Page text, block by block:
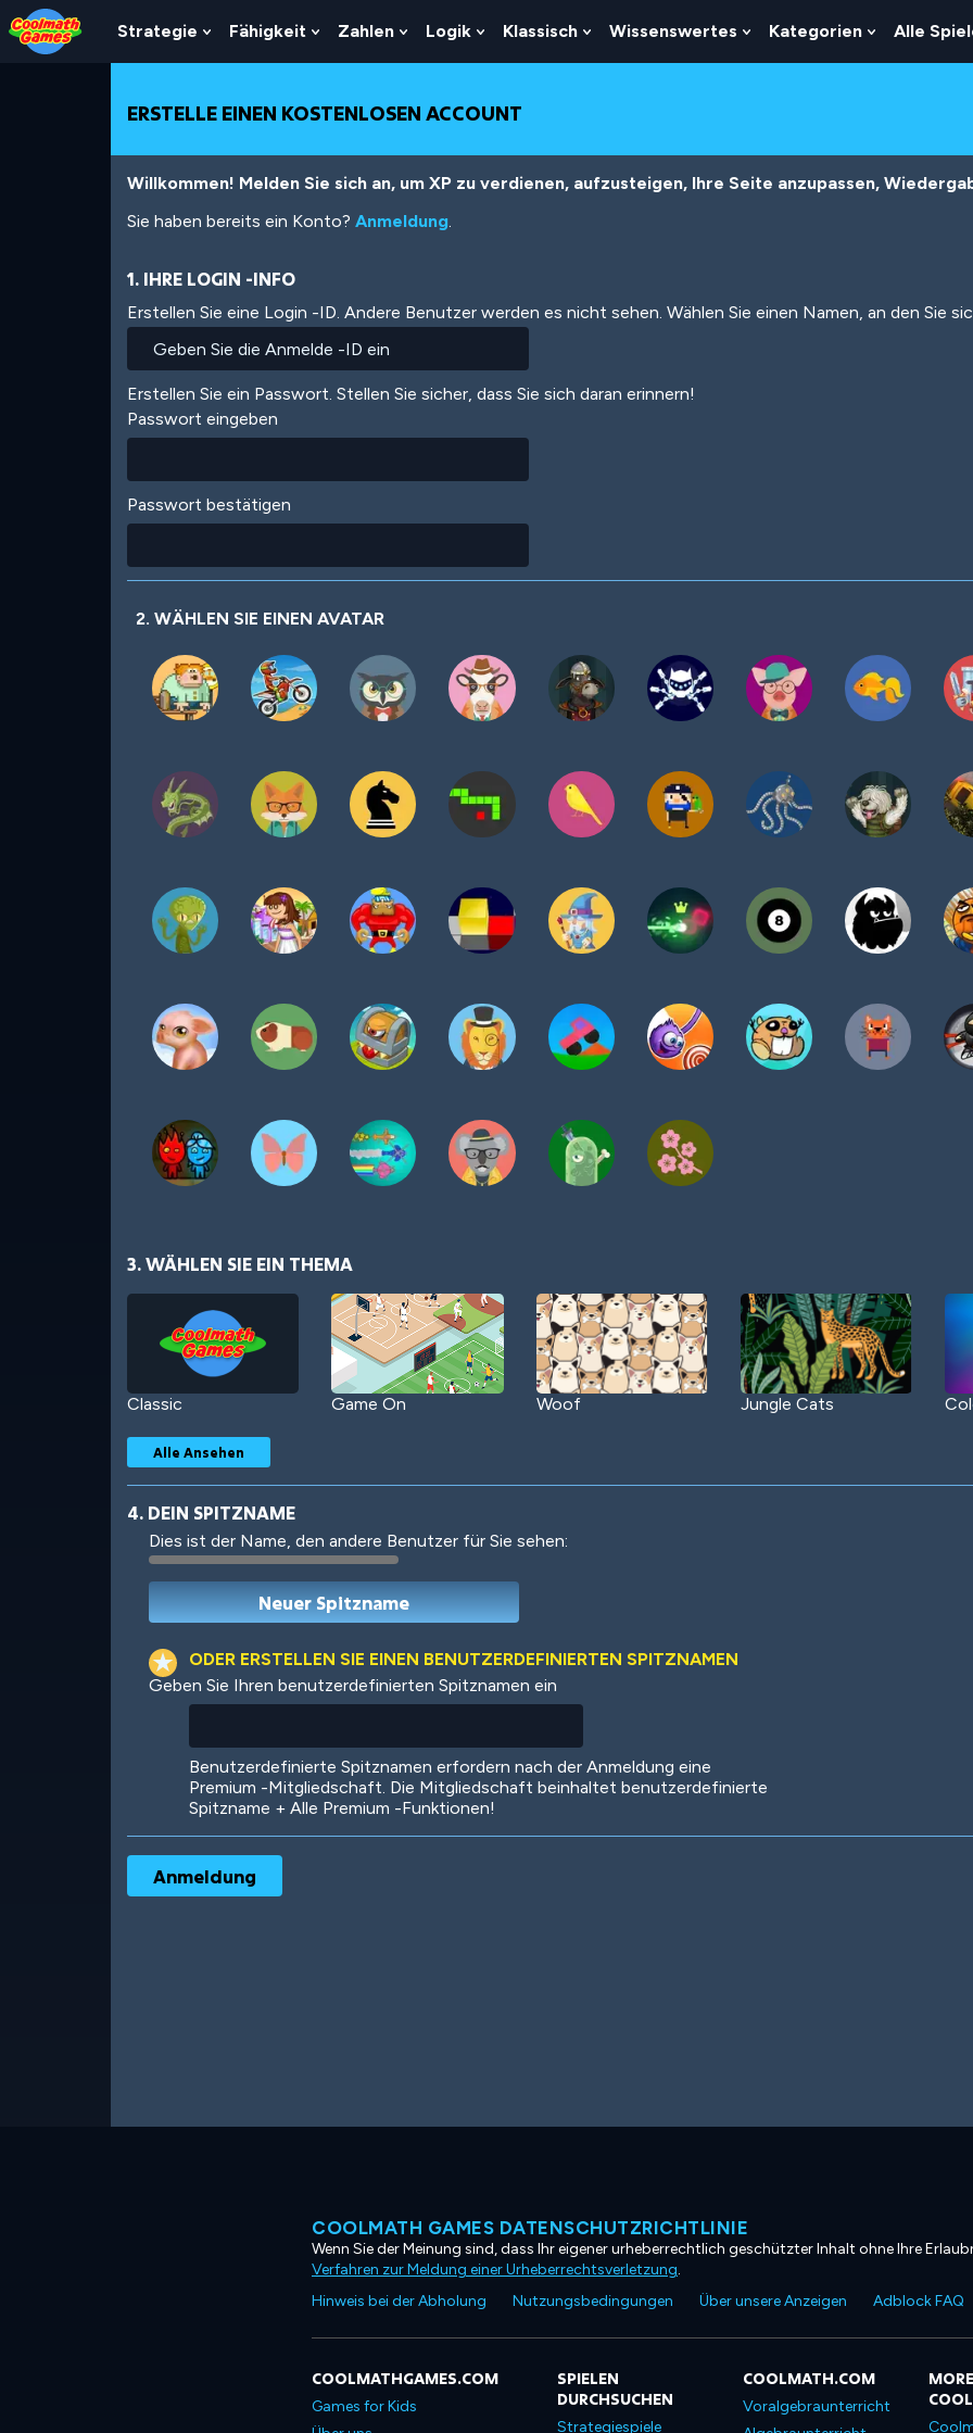
Skip
to
Top
Skip
to
Navigation
Skip
to
Main
Skip
to
Footer
Direkt
zum
Inhalt
Strategie
Show
Submenu
Strategie
Fähigkeit
Show
Submenu
Fähigkeit
Zahlen
Show
Submenu
Zahlen
Logik
Show
Submenu
Logik
Klassisch
Show
Submenu
Wissenswertes
Show
Submenu
Kategorien
Show
Submenu
Alle
ERSTELLE EINEN KOSTENLOSEN ACCOUNT
Willkommen! Melden Sie sich an, um XP zu verdienen, aufzusteigen, Ihre Seite anzupassen,
Sie haben bereits ein Konto? Anmeldung.
1. IHRE LOGIN -INFO
Erstellen Sie eine Login -ID. Andere Benutzer werden es nicht sehen. Wählen Sie einen Namen, an den Sie
Erstellen Sie ein Passwort. Stellen Sie sicher, dass Sie sich daran erinnern!
Passwort eingeben
Passwort bestätigen
2. WÄHLEN SIE EINEN AVATAR
3. WÄHLEN SIE EIN THEMA
Classic Game On Woof Jungle Cats
Robotic International
Ooh! Aah!
Alle Ansehen
4. DEIN SPITZNAME
Dies ist der Name, den andere Benutzer für Sie sehen:
ODER ERSTELLEN SIE EINEN BENUTZERDEFINIERTEN SPITZNAMEN
Geben Sie Ihren benutzerdefinierten Spitznamen ein
Benutzerdefinierte Spitznamen erfordern nach der Anmeldung eine
Premium -Mitgliedschaft. Die Mitgliedschaft beinhaltet benutzerdefinierte
Spitzname + Alle Premium -Funktionen!
COOLMATH GAMES DATENSCHUTZRICHTLINIE
Wenn Sie der Meinung sind, dass Ihr eigener urheberrechtlich geschützter Inhalt ohne Ihre
Verfahren zur Meldung einer Urheberrechtsverletzung.
Hinweis bei der Abholung
Nutzungsbedingungen Über unsere Anzeigen Adblock FAQ
COOLMATHGAMES.COM
Games for Kids
SPIELEN
DURCHSUCHEN
Strategiespiele
COOLMATH.COM
Voralgebraunterricht